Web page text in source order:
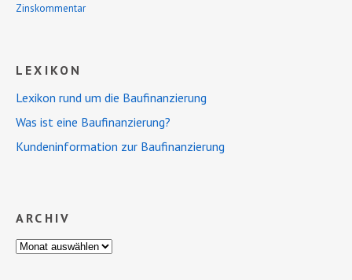
Zinskommentar
LEXIKON
Lexikon rund um die Baufinanzierung
Was ist eine Baufinanzierung?
Kundeninformation zur Baufinanzierung
ARCHIV